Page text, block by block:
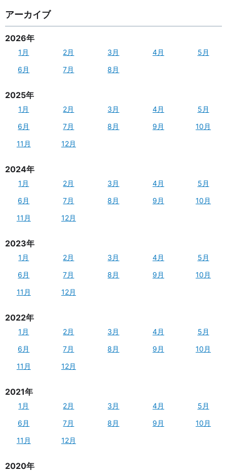
アーカイブ
2026年
1月 2月 3月 4月
5月
6月
7月 8月
2025年
1月 2月 3月 4月
5月
6月
7月 8月 9月
10月
11月
12月
2024年
1月 2月 3月 4月
5月
6月
7月 8月 9月
10月
11月
12月
2023年
1月 2月 3月 4月
5月
6月
7月 8月 9月
10月
11月
12月
2022年
1月 2月 3月 4月
5月
6月
7月 8月 9月
10月
11月
12月
2021年
1月 2月 3月 4月
5月
6月
7月 8月 9月
10月
11月
12月
2020年